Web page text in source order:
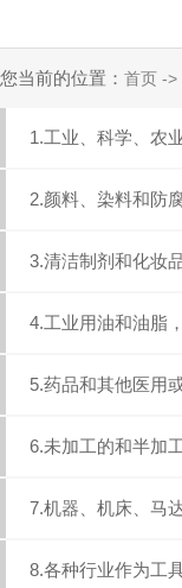
您当前的位置： 首页 ->
1.工业、科学、农
2.颜料、染料和防
3.清洁制剂和化妆
4.工业用油和油脂
5.药品和其他医用
6.未加工的和半加
7.机器、机床、马
8.各种行业作为工